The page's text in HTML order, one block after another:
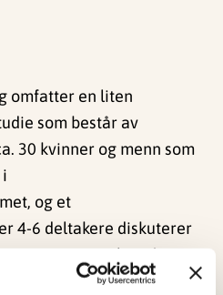
omfatter en liten
som består av
30 kvinner og menn som
og et
4-6 deltakere diskuterer
Vi vil også
om tidligere